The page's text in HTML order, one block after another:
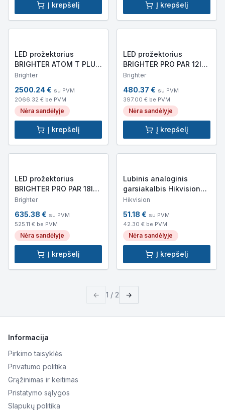
Į krepšelį Į krepšelį
LED prožektorius
BRIGHTER ATOM T PLUS
*NEW (IP65, 66 292lm,
Brighter
2500.24€ su PVM
2066.32 € be PVM
Nėra sandėlyje
Į krepšelį
LED prožektorius
BRIGHTER PRO PAR 12IP
(IP65, 3920lm,
4.2kg)
Brighter
480.37 € su PVM
397.00 € be PVM
Nėra sandėlyje
Į krepšelį
LED prožektorius
BRIGHTER PRO PAR 18IP
(IP65, 6720lm,
Brighter
635.38 € su PVM
525.11 € be PVM
Nėra sandėlyje
Į krepšelį
Lubinis analoginis
garsiakalbis Hikvision
DS-QAZ0610G1 (10W,
korpusas)
Hikvision
51.18 € su PVM
42.30 € be PVM
Nėra sandėlyje
Į krepšelį
← 1 / 2 →
Informacija
Pirkimo taisyklės
Privatumo politika
Grąžinimas ir keitimas
Pristatymo sąlygos
Slapukų politika